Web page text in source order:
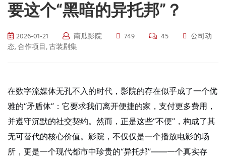
要这个“黑暗的异托邦”？
2026-01-21 南瓜影院 749 45
公司动
态, 合作项目, 古装剧集
在数字流媒体无孔不入的时代，影院的存在似乎成了一个优
雅的“矛盾体”：它要求我们离开便捷的家，支付更多费用，
并遵守沉默的社交契约。然而，正是这些“不便”，构成了其
无可替代的核心价值。影院，不仅仅是一个播放电影的场
所，更是一个现代都市中珍贵的“异托邦”——一个真实存